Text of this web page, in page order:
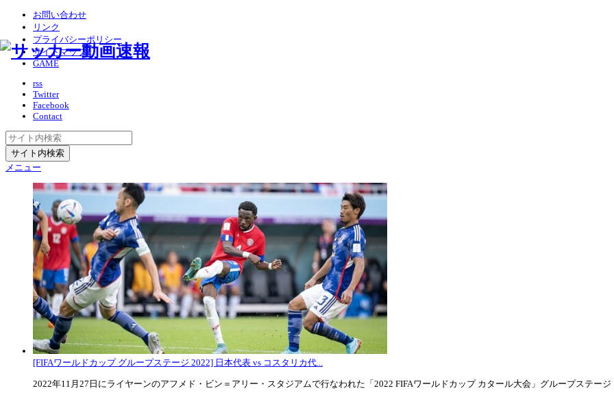
お問い合わせ
リンク
プライバシーポリシー
サイトマップ
GAME
rss
Twitter
Facebook
Contact
メニュー
[FIFAワールドカップ グループステージ 2022] 日本代表 vs コスタリカ代...
2022年11月27日にライヤーンのアフメド・ビン＝アリー・スタジアムで行なわれた「2022 FIFAワールドカップ カタール大会」グループステージ